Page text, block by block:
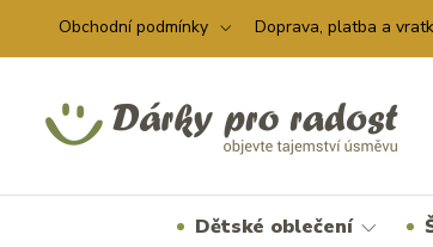
Obchodní podmínky Doprava, platba a
Dětské oblečení